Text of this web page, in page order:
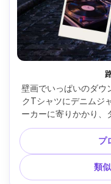
壁画でいっぱいのダウ
クTシャツにデニムジ
ーカーに寄りかかり、
とすっきりとしたセ
ター構成、インセッ
ックレイアウト、QR
ジライト、富士フイ
ィブスペースを備えた
プ
類